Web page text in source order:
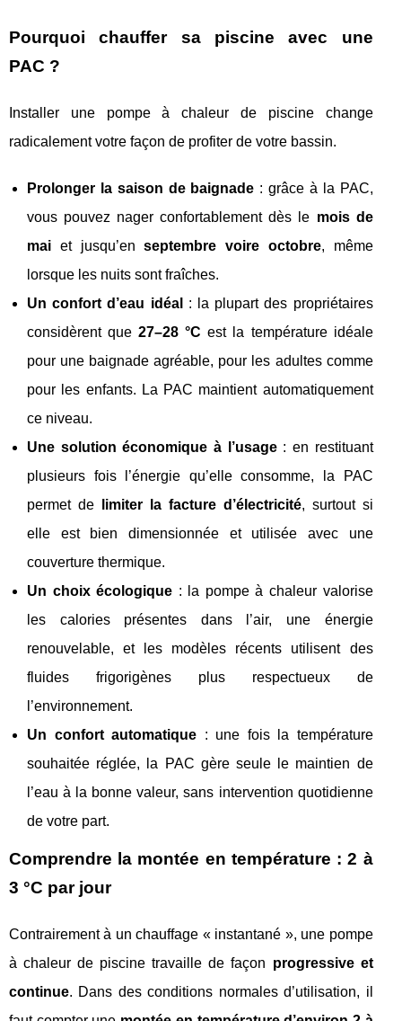
Pourquoi chauffer sa piscine avec une
PAC ?
Installer une pompe à chaleur de piscine change
radicalement votre façon de profiter de votre bassin.
Prolonger la saison de baignade : grâce à la PAC,
vous pouvez nager confortablement dès le mois de
mai et jusqu’enseptembre voire octobre, même
lorsque les nuits sont fraîches.
Un confort d’eau idéal
: la plupart des propriétaires
considèrent que27–28 °C est la température idéale
pour une baignade agréable, pour les adultes comme
pour les enfants. La PAC maintient automatiquement
ce niveau.
Une solution économique à l’usage: en restituant
plusieurs fois l’énergie qu’elle consomme, la PAC
permet de
limiter la facture d’électricité, surtout si
elle est bien dimensionnée et utilisée avec une
couverture thermique.
Un choix écologique : la pompe à chaleur valorise
les calories présentes dans l’air, une énergie
renouvelable, et les modèles récents utilisent des
fluides frigorigènes plus respectueux de
l’environnement.
Un confort automatique : une fois la température
souhaitée réglée, la PAC gère seule le maintien de
l’eau à la bonne valeur, sans intervention quotidienne
de votre part.
Comprendre la montée en température : 2 à
3 °C par jour
Contrairement à un chauffage « instantané », une pompe
à chaleur de piscine travaille de façon progressive et
continue. Dans des conditions normales d’utilisation, il